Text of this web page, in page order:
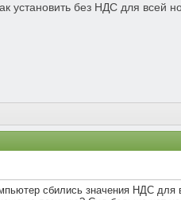
установить без НДС для всей
сбились значения НДС для